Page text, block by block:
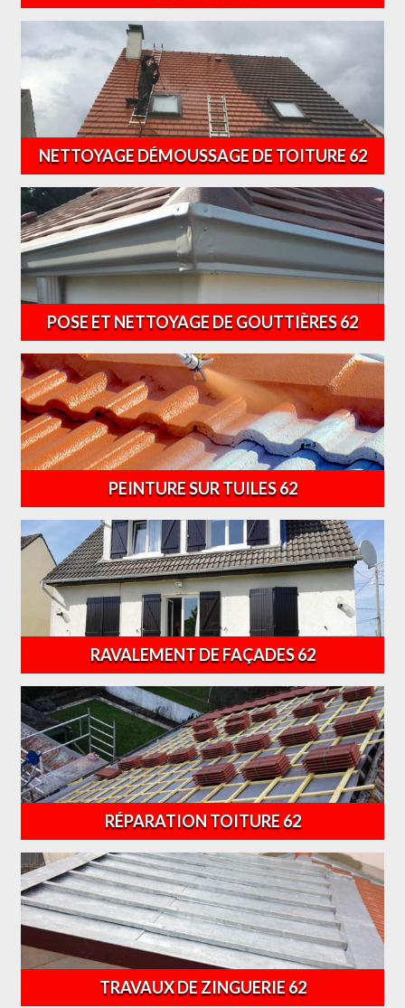
NETTOYAGE DÉMOUSSAGE DE TOITURE 62
POSE ET NETTOYAGE DE GOUTTIÈRES 62
PEINTURE SUR TUILES 62
RAVALEMENT DE FAÇADES 62
RÉPARATION TOITURE 62
TRAVAUX DE ZINGUERIE 62